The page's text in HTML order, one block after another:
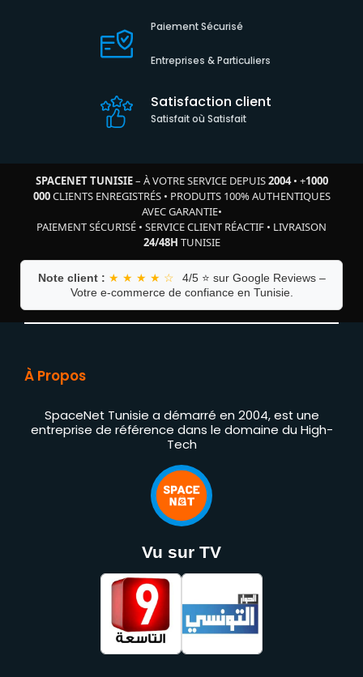
Paiement Sécurisé
Entreprises & Particuliers
Satisfaction client
Satisfait où Satisfait
SPACENET TUNISIE– À VOTRE SERVICE DEPUIS2004• +1000
000CLIENTS ENREGISTRÉS• PRODUITS 100% AUTHENTIQUES
AVEC GARANTIE•
PAIEMENT SÉCURISÉ • SERVICE CLIENT RÉACTIF • LIVRAISON
24/48H TUNISIE
Note client : ★ ★ ★ ★ ☆
4/5 ⭐ sur Google Reviews –
Votre e-commerce de confiance en Tunisie.
À Propos
SpaceNet Tunisie a démarré en 2004, est une
entreprise de référence dans le domaine du High-
Tech
Vu sur TV